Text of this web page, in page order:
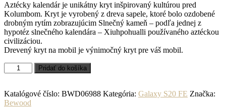
Aztécky kalendár je unikátny kryt inšpirovaný kultúrou pred
Kolumbom. Kryt je vyrobený z dreva sapele, ktoré bolo ozdobené
drobným rytím zobrazujúcim Slnečný kameň – podľa jednej z
hypotéz slnečného kalendára – Xiuhpohualli používaného aztéckou
civilizáciou.
Drevený kryt na mobil je výnimočný kryt pre váš mobil.
množstvo
Drevený
Samsung
Galaxy
Pridať do košíka
Katalógové číslo: BWD06988 Kategória: Galaxy S20 FE Značka:
Bewood